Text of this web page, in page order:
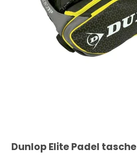
Dunlop Elite Padel tasche